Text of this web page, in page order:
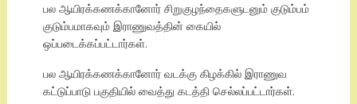
பல ஆயிரக்கணக்கானோர் சிறுகுழந்தைகளுடனும் குடும்பம்
குடும்பமாகவும் இராணுவத்தின் கையில்
ஒப்படைக்கப்பட்டார்கள்.
பல ஆயிரக்கணக்கானோர் வடக்கு கிழக்கில் இராணுவ
கட்டுப்பாடு பகுதியில் வைத்து கடத்தி செல்லப்பட்டார்கள்.